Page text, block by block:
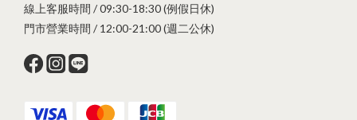
線上客服時間 / 09:30-18:30 (例假日休)
門市營業時間 / 12:00-21:00 (週二公休)